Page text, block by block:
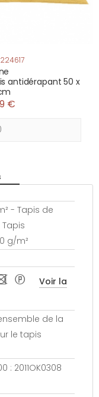
antidérapant 50 x
€
- Tapis de
g/m²
*
Voir la
de la
le tapis
: 2011OK0308